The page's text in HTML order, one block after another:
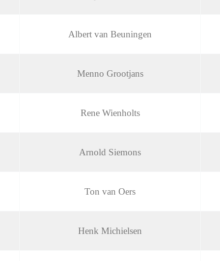
Albert van Beuningen
Menno Grootjans
Rene Wienholts
Arnold Siemons
Ton van Oers
Henk Michielsen